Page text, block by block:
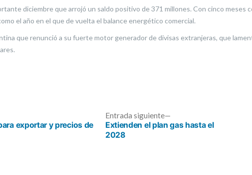
diciembre que arrojó un saldo positivo de 371 millones. Con cinco meses
el año en el que de vuelta el balance energético comercial.
que renunció a su fuerte motor generador de divisas extranjeras, que
exportar y precios de
Entrada siguiente
siguiente:
Extienden el plan gas hasta el
2028